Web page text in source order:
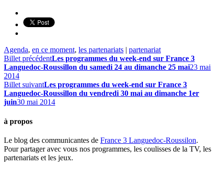
Agenda, en ce moment, les partenariats | partenariat
Billet précédentLes programmes du week-end sur France 3
Languedoc-Roussillon du samedi 24 au dimanche 25 mai23 mai
2014
Billet suivantLes programmes du week-end sur France 3
Languedoc-Roussillon du vendredi 30 mai au dimanche 1er
juin30 mai 2014
à propos
Le blog des communicantes de France 3 Languedoc-Roussilon.
Pour partager avec vous nos programmes, les coulisses de la TV, les
partenariats et les jeux.